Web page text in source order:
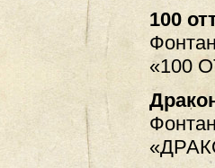
100
«100